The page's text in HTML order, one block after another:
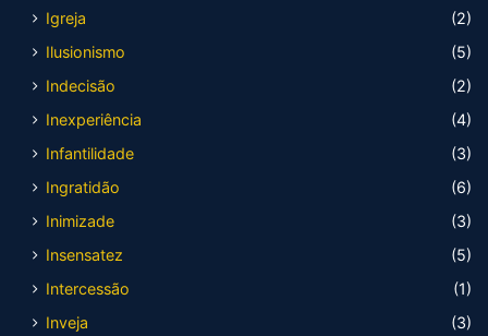
Igreja
(2)
Ilusionismo
(5)
Indecisão
(2)
Inexperiência
(4)
Infantilidade
(3)
Ingratidão
(6)
Inimizade
(3)
Insensatez
(5)
Intercessão
(1)
Inveja
(3)